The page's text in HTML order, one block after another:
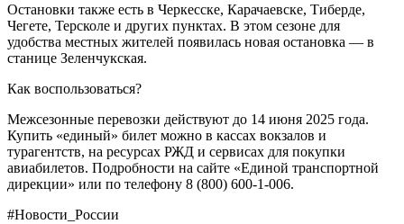
Остановки также есть в Черкесске, Карачаевске, Тиберде,
Чегете, Терсколе и других пунктах. В этом сезоне для
удобства местных жителей появилась новая остановка — в
станице Зеленчукская.
Как воспользоваться?
Межсезонные перевозки действуют до 14 июня 2025 года.
Купить «единый» билет можно в кассах вокзалов и
турагентств, на ресурсах РЖД и сервисах для покупки
авиабилетов. Подробности на сайте «Единой транспортной
дирекции» или по телефону 8 (800) 600-1-006.
#Новости_России